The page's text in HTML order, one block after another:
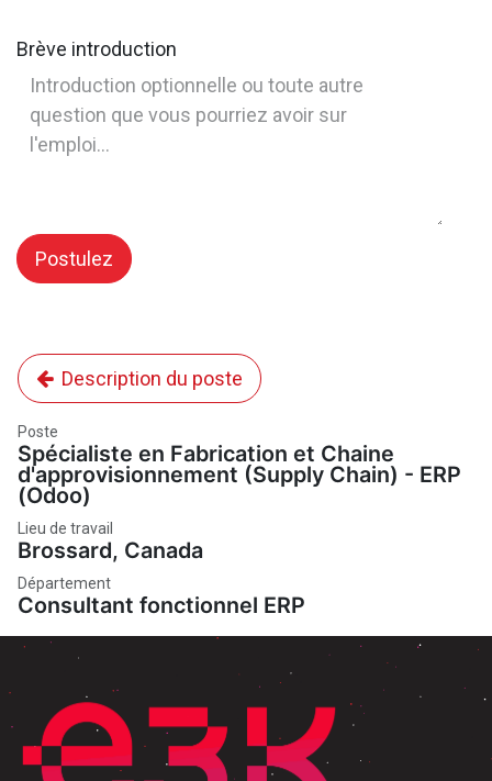
Brève introduction
Postulez
Description du poste
Poste
Spécialiste en Fabrication et Chaine
d'approvisionnement (Supply Chain) - ERP
(Odoo)
Lieu de travail
Brossard, Canada
Département
Consultant fonctionnel ERP